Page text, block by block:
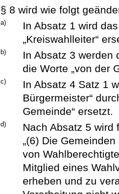
§ 8 wird wie folgt
a)
In Absatz 1 wird
„Kreiswahlleiter“
b)
In Absatz 3 werden
die Worte „von der
c)
In Absatz 4 Satz 1
Bürgermeister“
Gemeinde“ ersetzt.
d)
Nach Absatz 5 wird
„(6) Die
von
Mitglied eines
erheben und zu